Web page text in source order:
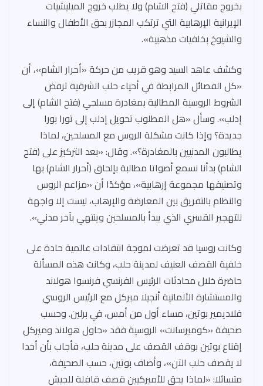
بخروج مقاتلي (فتح الشام) ولا يطلب خروج الميليشيات
الإيرانية الإرهابية التي ترتكب المجازر بحق الأطفال والنساء
والشيوخ بخلفيات مذهبية».
وكشف عاهد السيد وهو قريب من حركة «أحرار الشام»، أن
«كل الفصائل المرابطة في أحياء حلب الشرقية ترفض
الشروط الروسية المطالبة بمغادرة مسلحي (فتح الشام) إلى
إدلب». وسأل «هل المطلوب تحويل إدلب إلى تورا بورا
جديدة؟ وإذا كانت مشكلة الروس مع المسلحين، لماذا
يطالبون المدنيين بالمغادرة؟». وقال: «بعد التركيز على (فتح
الشام) بدأنا نسمع أصواتا مطالبة بإلحاق (أحرار الشام) بها
وتصنيفها مجموعة إرهابية»، مؤكدًا أن «مزاعم الروس
والنظام بالتفريق بين المعارضة والإرهاب، ليست إلا واجهة
للتهجير القسري الذي يبدأ بالمسلحين وينتهي بآخر مدني».
وكانت روسيا قد تعرضت لموجة انتقادات عالمية حادة على
خلفية القصف العنيف لمدينة حلب، وكانت هذه المسألة
حاضرة خلال محادثات الرئيس الفرنسي فرنسوا هولاند
والمستشارة الألمانية أنجيلا ميركل مع الرئيس الروسي
فلاديمير بوتين، مساء أول من أمس، في برلين. وحسب
صحيفة «كوميرسانت» الروسية فقد «حاول هولاند وميركل
إقناع بوتين بوقف القصف على مدينة حلب، فأجاب بأن أحدا
لا يقصف حلب الآن»، وأضاف بوتين، حسب الصحيفة،
متسائلا: «لماذا يحق للأميركيين قصف قافلة للجيش